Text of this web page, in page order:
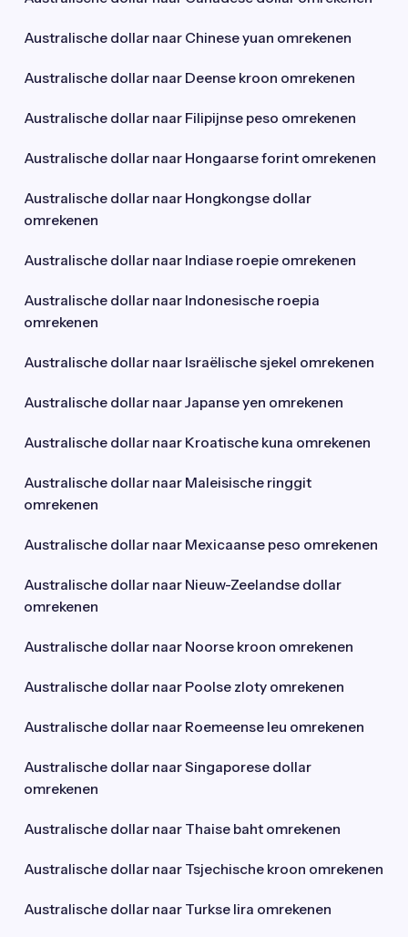
Australische dollar naar Chinese yuan omrekenen
Australische dollar naar Deense kroon omrekenen
Australische dollar naar Filipijnse peso omrekenen
Australische dollar naar Hongaarse forint omrekenen
Australische dollar naar Hongkongse dollar
omrekenen
Australische dollar naar Indiase roepie omrekenen
Australische dollar naar Indonesische roepia
omrekenen
Australische dollar naar Israëlische sjekel omrekenen
Australische dollar naar Japanse yen omrekenen
Australische dollar naar Kroatische kuna omrekenen
Australische dollar naar Maleisische ringgit
omrekenen
Australische dollar naar Mexicaanse peso omrekenen
Australische dollar naar Nieuw-Zeelandse dollar
omrekenen
Australische dollar naar Noorse kroon omrekenen
Australische dollar naar Poolse zloty omrekenen
Australische dollar naar Roemeense leu omrekenen
Australische dollar naar Singaporese dollar
omrekenen
Australische dollar naar Thaise baht omrekenen
Australische dollar naar Tsjechische kroon omrekenen
Australische dollar naar Turkse lira omrekenen